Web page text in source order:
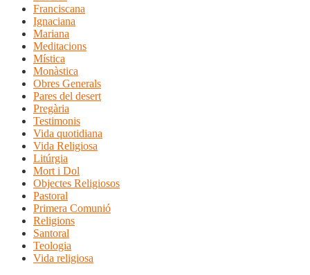
Franciscana
Ignaciana
Mariana
Meditacions
Mística
Monàstica
Obres Generals
Pares del desert
Pregària
Testimonis
Vida quotidiana
Vida Religiosa
Litúrgia
Mort i Dol
Objectes Religiosos
Pastoral
Primera Comunió
Religions
Santoral
Teologia
Vida religiosa